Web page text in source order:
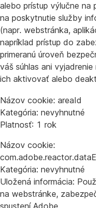
alebo prístup výlučne na
na poskytnutie služby
(napr. webstránka,
napríklad prístup do
primeranú úroveň
váš súhlas ani
ich aktivovať alebo
Názov cookie: areaId
Kategória: nevyhnutné
Platnosť: 1 rok
Názov cookie:
Kategória: nevyhnutné
Uložená informácia:
na webstránke,
spustení Adobe.